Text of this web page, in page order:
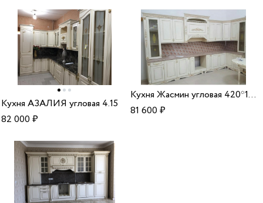
Кухня АЗАЛИЯ угловая 4.15
82 000₽
Кухня Жасмин угловая 420*150
81 600₽